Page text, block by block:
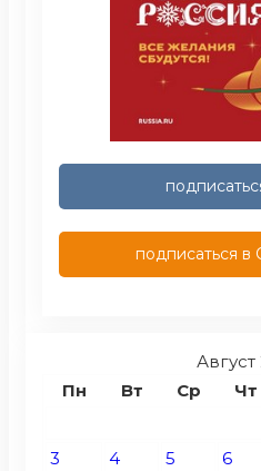
подписаться в
Август
Пн
Вт Ср Чт
3
4 5 6